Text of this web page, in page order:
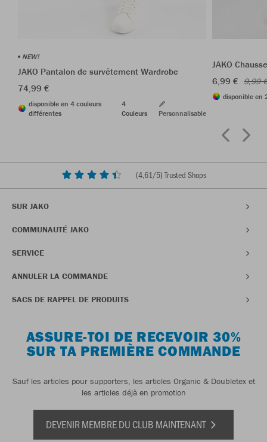
NEW!
JAKO Pantalon de survêtement Wardrobe
74,99 €
disponible en 4 couleurs
différentes
4
Couleurs
Personnalisable
JAKO
6,99 € 9,99
disponible en
(4,61/5) Trusted Shops
SUR JAKO
COMMUNAUTÉ JAKO
SERVICE
ANNULER LA COMMANDE
SACS DE RAPPEL DE PRODUITS
ASSURE-TOI DE RECEVOIR 30%
SUR TA PREMIÈRE COMMANDE
Sauf les articles pour supporters, les articles Organic & Doubletex et
les articles déjà en promotion
DEVENIR MEMBRE DU CLUB MAINTENANT